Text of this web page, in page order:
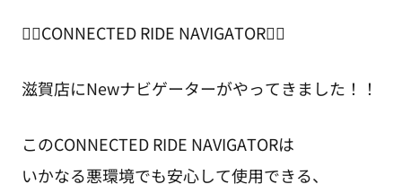
❤️‍🔥CONNECTED RIDE NAVIGATOR❤️‍🔥
滋賀店にNewナビゲーターがやってきました！！
このCONNECTED RIDE NAVIGATORは
いかなる悪環境でも安心して使用できる、